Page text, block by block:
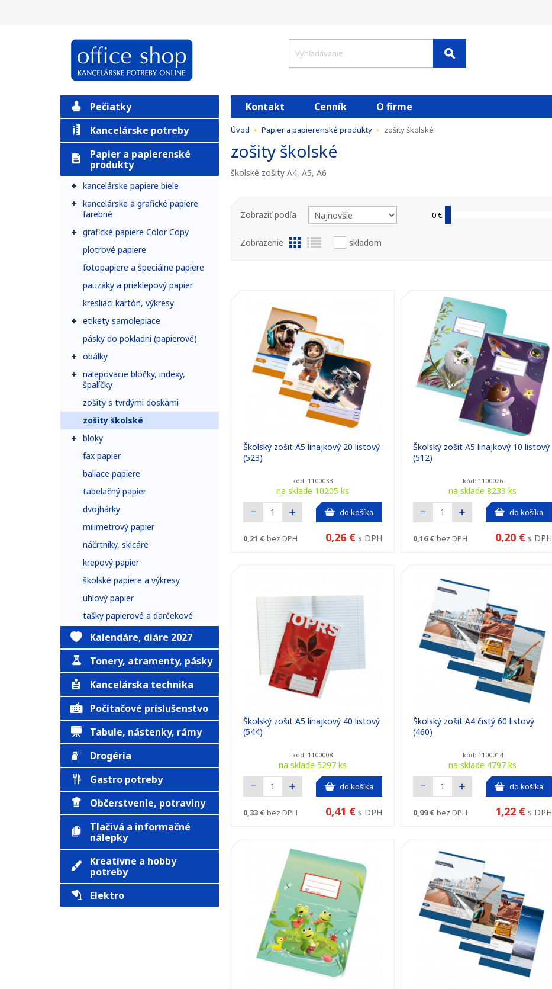
Pečiatky
Kancelárske potreby
Papier a papierenské
produkty
kancelárske papiere biele
kancelárske a grafické papiere
farebné
grafické papiere Color Copy
plotrové papiere
fotopapiere a špeciálne papiere
pauzáky a prieklepový papier
kresliaci kartón, výkresy
etikety samolepiace
pásky do pokladní (papierové)
obálky
nalepovacie bločky, indexy,
špalíčky
zošity s tvrdými doskami
zošity školské
bloky
fax papier
baliace papiere
tabelačný papier
dvojhárky
milimetrový papier
náčrtníky, skicáre
krepový papier
školské papiere a výkresy
uhlový papier
tašky papierové a darčekové
Kalendáre, diáre 2027
Tonery, atramenty, pásky
Kancelárska technika
Počítačové príslušenstvo
Tabule, nástenky, rámy
Drogéria
Gastro potreby
Občerstvenie, potraviny
Tlačivá a informačné
nálepky
Kreatívne a hobby
potreby
Elektro
Kontakt Cenník O firme
Úvod Papier a papierenské produkty zošity školské
zošity školské
školské zošity A4, A5, A6
0 €
Zobrazenie skladom
Zobraziť podľa
Školský zošit A5 linajkový 20 listový
(523)
kód: 1100038
na sklade 10205 ks
do košíka
0,21 € bez DPH 0,26 € s DPH
Školský zošit A5 linajkový 10 listový
(512)
kód: 1100026
na sklade 8233 ks
do košíka
0,16 € bez DPH 0,20 € s DPH
Školský zošit A5 linajkový 40 listový
(544)
kód: 1100008
na sklade 5297 ks
do košíka
0,33 € bez DPH 0,41 € s DPH
Školský zošit A4 čistý 60 listový
(460)
kód: 1100014
na sklade 4797 ks
do košíka
0,99 € bez DPH 1,22 € s DPH